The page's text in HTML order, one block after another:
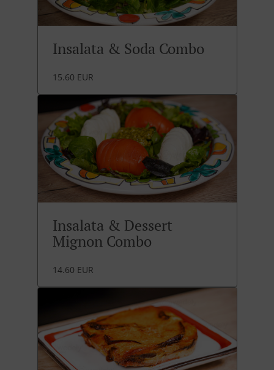
Insalata & Soda Combo
15.60 EUR
Insalata & Dessert
Mignon Combo
14.60 EUR